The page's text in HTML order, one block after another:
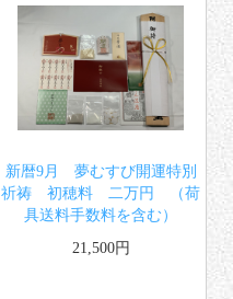
新暦9月 夢むすび開運特別
祈祷 初穂料 二万円 （荷
具送料手数料を含む）
21,500円